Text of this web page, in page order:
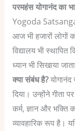
परमहंस योगानंद का
Yogoda
आज भी हजारों लोगों
विद्यालय भी
ध्यान भी सिखाया
क्या संबंध है?
दिया। उन्होंने गीता
कर्म, ज्ञान और भक्ति
व्यावहारिक रूप है।